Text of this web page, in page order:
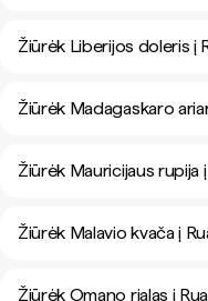
Žiūrėk Liberijos doleris į
Žiūrėk Madagaskaro
Žiūrėk Mauricijaus rupija
Žiūrėk Malavio kvača į
Žiūrėk Omano rialas į